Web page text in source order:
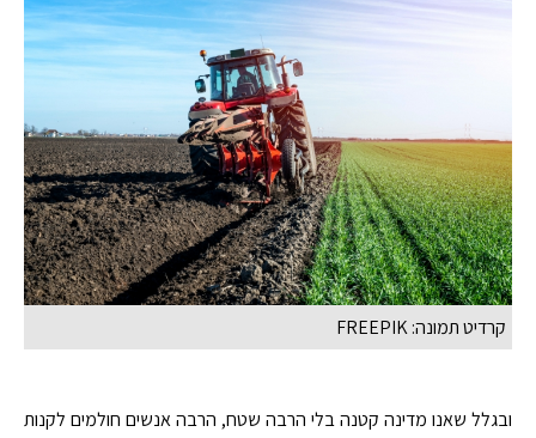
קרדיט תמונה: FREEPIK
ובגלל שאנו מדינה קטנה בלי הרבה שטח, הרבה אנשים חולמים לקנות